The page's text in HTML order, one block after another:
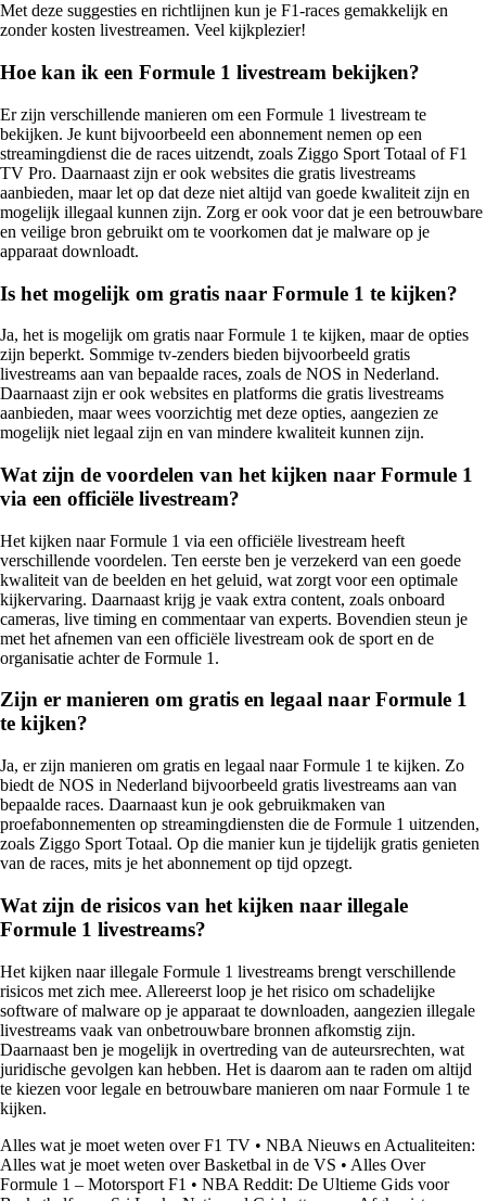
Met deze suggesties en richtlijnen kun je F1-races gemakkelijk en
zonder kosten livestreamen. Veel kijkplezier!
Hoe kan ik een Formule 1 livestream bekijken?
Er zijn verschillende manieren om een Formule 1 livestream te
bekijken. Je kunt bijvoorbeeld een abonnement nemen op een
streamingdienst die de races uitzendt, zoals Ziggo Sport Totaal of F1
TV Pro. Daarnaast zijn er ook websites die gratis livestreams
aanbieden, maar let op dat deze niet altijd van goede kwaliteit zijn en
mogelijk illegaal kunnen zijn. Zorg er ook voor dat je een betrouwbare
en veilige bron gebruikt om te voorkomen dat je malware op je
apparaat downloadt.
Is het mogelijk om gratis naar Formule 1 te kijken?
Ja, het is mogelijk om gratis naar Formule 1 te kijken, maar de opties
zijn beperkt. Sommige tv-zenders bieden bijvoorbeeld gratis
livestreams aan van bepaalde races, zoals de NOS in Nederland.
Daarnaast zijn er ook websites en platforms die gratis livestreams
aanbieden, maar wees voorzichtig met deze opties, aangezien ze
mogelijk niet legaal zijn en van mindere kwaliteit kunnen zijn.
Wat zijn de voordelen van het kijken naar Formule 1
via een officiële livestream?
Het kijken naar Formule 1 via een officiële livestream heeft
verschillende voordelen. Ten eerste ben je verzekerd van een goede
kwaliteit van de beelden en het geluid, wat zorgt voor een optimale
kijkervaring. Daarnaast krijg je vaak extra content, zoals onboard
cameras, live timing en commentaar van experts. Bovendien steun je
met het afnemen van een officiële livestream ook de sport en de
organisatie achter de Formule 1.
Zijn er manieren om gratis en legaal naar Formule 1
te kijken?
Ja, er zijn manieren om gratis en legaal naar Formule 1 te kijken. Zo
biedt de NOS in Nederland bijvoorbeeld gratis livestreams aan van
bepaalde races. Daarnaast kun je ook gebruikmaken van
proefabonnementen op streamingdiensten die de Formule 1 uitzenden,
zoals Ziggo Sport Totaal. Op die manier kun je tijdelijk gratis genieten
van de races, mits je het abonnement op tijd opzegt.
Wat zijn de risicos van het kijken naar illegale
Formule 1 livestreams?
Het kijken naar illegale Formule 1 livestreams brengt verschillende
risicos met zich mee. Allereerst loop je het risico om schadelijke
software of malware op je apparaat te downloaden, aangezien illegale
livestreams vaak van onbetrouwbare bronnen afkomstig zijn.
Daarnaast ben je mogelijk in overtreding van de auteursrechten, wat
juridische gevolgen kan hebben. Het is daarom aan te raden om altijd
te kiezen voor legale en betrouwbare manieren om naar Formule 1 te
kijken.
Alles wat je moet weten over F1 TV • NBA Nieuws en Actualiteiten:
Alles wat je moet weten over Basketbal in de VS • Alles Over
Formule 1 – Motorsport F1 • NBA Reddit: De Ultieme Gids voor